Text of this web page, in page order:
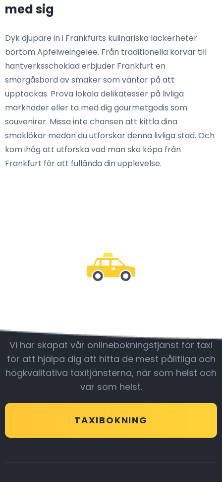
med sig
Dyk djupare in i Frankfurts kulinariska läckerheter
bortom Apfelweingelee. Från traditionella korvar till
hantverksschoklad erbjuder Frankfurt en
smörgåsbord av smaker som väntar på att
upptäckas. Prova lokala delikatesser på livliga
marknader eller ta med dig gourmetgodis som
souvenirer. Missa inte chansen att kittla dina
smaklökar medan du utforskar denna livliga stad. Och
kom ihåg att utforska vad man ska köpa från
Frankfurt för att fullända din upplevelse.
Vi har skapat vår onlinebokningstjänst för taxi
för att hjälpa dig att hitta de mest pålitliga och
högkvalitativa taxitjänsterna, när som helst och
var som helst.
TAXIBOKNING